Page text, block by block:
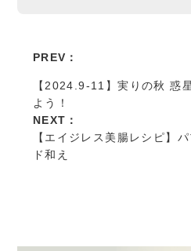
PREV：
【2024.9-11】実りの秋 惑
よう！
NEXT：
【エイジレス美腸レシピ】
ド和え